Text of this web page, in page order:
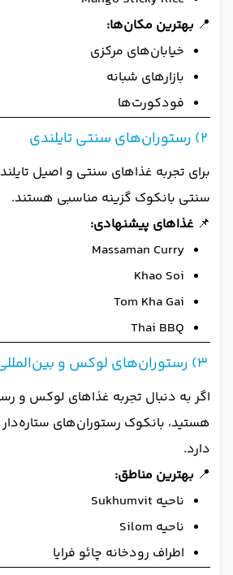
📍 بهترین مکان‌ها:
خیابان‌های مرکزی
بازارهای شبانه
فودکورت‌ها
برای تجربه غذاهای سنتی و اصیل
سنتی بانکوک گزینه مناسبی هستند.
📌 غذاهای پیشنهادی:
Massaman Curry
Khao Soi
Tom Kha Gai
Thai BBQ
اگر به دنبال تجربه غذاهای لوکس و
هستید، بانکوک رستوران‌های ستاره‌دار
دارد.
📍 بهترین مناطق:
ناحیه Sukhumvit
ناحیه Silom
اطراف رودخانه چائو فرایا